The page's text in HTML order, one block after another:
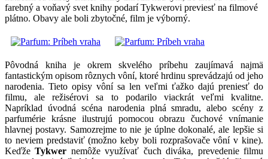
farebný a voňavý svet knihy podarí Tykwerovi previesť na filmové
plátno. Obavy ale boli zbytočné, film je výborný.
Pôvodná kniha je okrem skvelého príbehu zaujímavá najmä
fantastickým opisom rôznych vôní, ktoré hrdinu sprevádzajú od jeho
narodenia. Tieto opisy vôní sa len veľmi ťažko dajú preniesť do
filmu, ale režisérovi sa to podarilo viackrát veľmi kvalitne.
Napríklad úvodná scéna narodenia plná smradu, alebo scény z
parfumérie krásne ilustrujú pomocou obrazu čuchové vnímanie
hlavnej postavy. Samozrejme to nie je úplne dokonalé, ale lepšie si
to neviem predstaviť (možno keby boli rozprašovače vôní v kine).
KeďžeTykwer nemôže využívať čuch diváka, prevedenie filmu